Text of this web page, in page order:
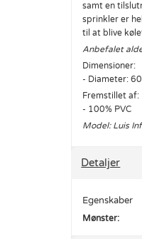
samt en
sprinkler er
til at blive
Anbefalet
Dimensioner:
- Diameter:
Fremstillet af:
- 100% PVC
Model: Luis
Detaljer
Egenskaber
Mønster: